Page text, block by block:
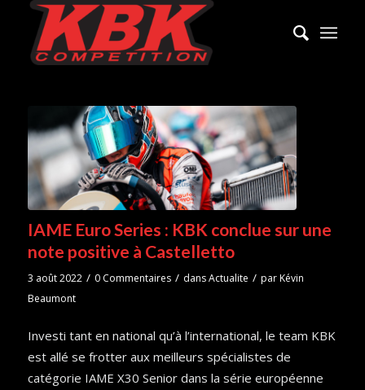
IAME Euro Series : KBK conclue sur une
note positive à Castelletto
3 août 2022 / 0 Commentaires / dansActualite / parKévin
Beaumont
Investi tant en national qu’à l’international, le team KBK
est allé se frotter aux meilleurs spécialistes de
catégorie IAME X30 Senior dans la série européenne